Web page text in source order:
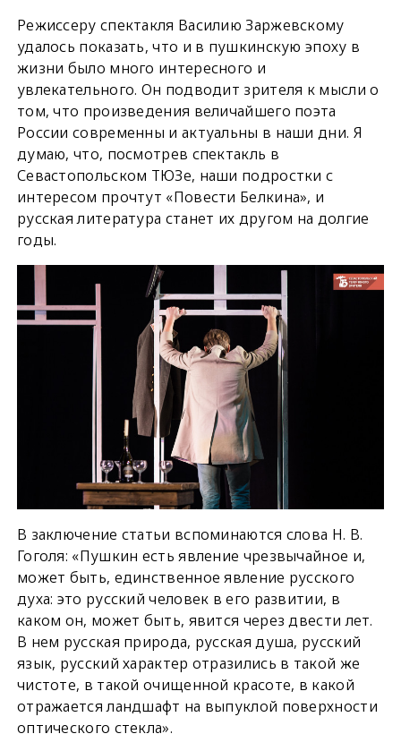
Режиссеру спектакля Василию Заржевскому
удалось показать, что и в пушкинскую эпоху в
жизни было много интересного и
увлекательного. Он подводит зрителя к мысли о
том, что произведения величайшего поэта
России современны и актуальны в наши дни. Я
думаю, что, посмотрев спектакль в
Севастопольском ТЮЗе, наши подростки с
интересом прочтут «Повести Белкина», и
русская литература станет их другом на долгие
годы.
В заключение статьи вспоминаются слова Н. В.
Гоголя: «Пушкин есть явление чрезвычайное и,
может быть, единственное явление русского
духа: это русский человек в его развитии, в
каком он, может быть, явится через двести лет.
В нем русская природа, русская душа, русский
язык, русский характер отразились в такой же
чистоте, в такой очищенной красоте, в какой
отражается ландшафт на выпуклой поверхности
оптического стекла».